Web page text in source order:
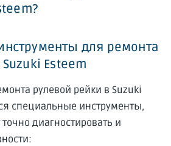
для ремонта
Esteem
рулевой рейки в Suzuki
специальные инструменты,
диагностировать и